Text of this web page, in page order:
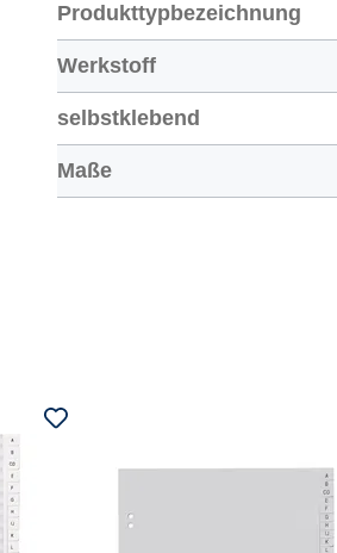
Produkttypbezeichnung
Werkstoff
selbstklebend
Maße